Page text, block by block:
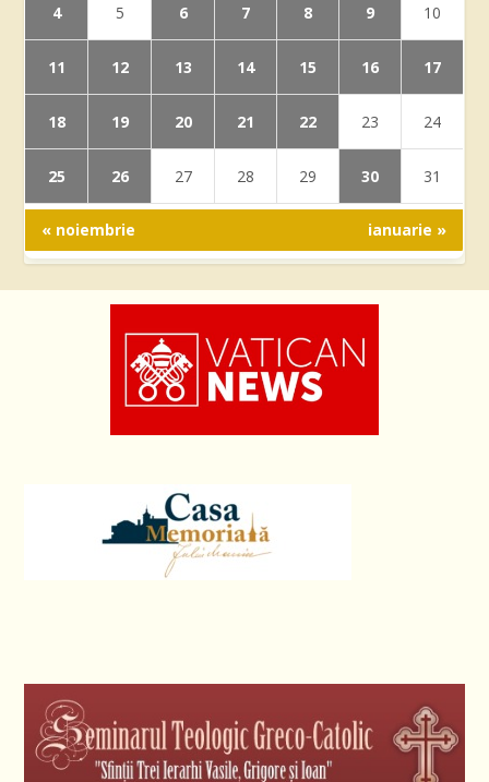
4 5 6 7 8 9 10
11 12 13 14 15 16 17
18 19 20 21 22 23 24
25 26 27 28 29 30 31
« noiembrie ianuarie »